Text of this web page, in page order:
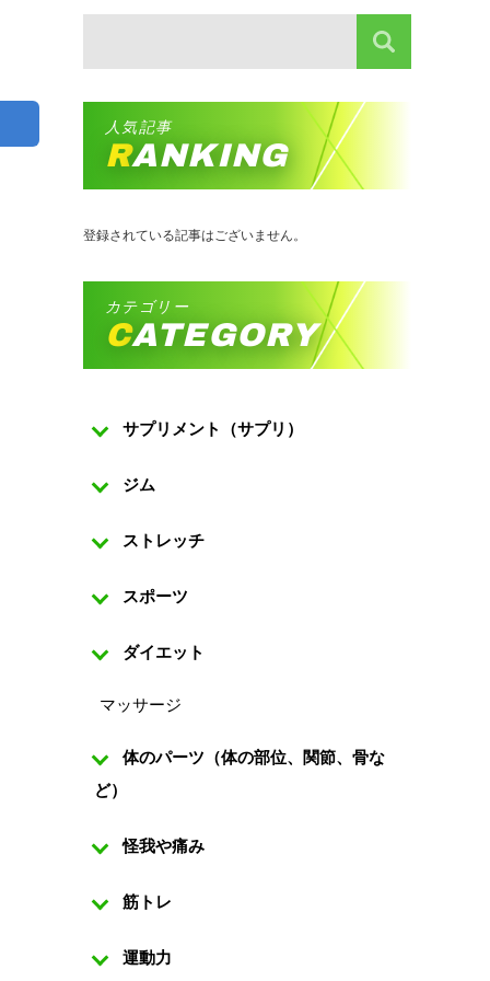
人気記事
RANKING
登録されている記事はございません。
カテゴリー
CATEGORY
サプリメント（サプリ）
ジム
ストレッチ
スポーツ
ダイエット
マッサージ
体のパーツ（体の部位、関節、骨な
ど）
怪我や痛み
筋トレ
運動力